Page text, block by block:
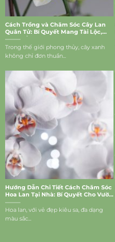
Cách Trồng và Chăm Sóc Cây Lan
Quân Tử: Bí Quyết Mang Tài Lộc,
May Mắn Vào Nhà
Trong thế giới phong thủy, cây xanh
không chỉ đơn thuần...
Hướng Dẫn Chi Tiết Cách Chăm Sóc
Hoa Lan Tại Nhà: Bí Quyết Cho Vườn
Lan Rực Rỡ
Hoa lan, với vẻ đẹp kiêu sa, đa dạng
màu sắc...